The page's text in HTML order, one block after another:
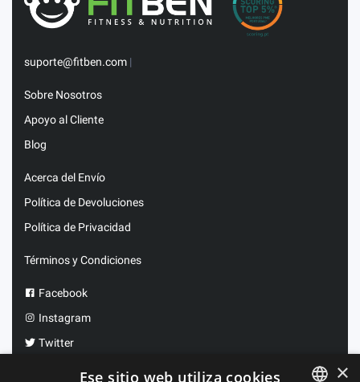
suporte@fitben.com |
Sobre Nosotros
Apoyo al Cliente
Blog
Acerca del Envío
Política de Devoluciones
Política de Privacidad
Términos y Condiciones
Facebook
Instagram
Twitter
×
Ese sitio web utiliza cookies